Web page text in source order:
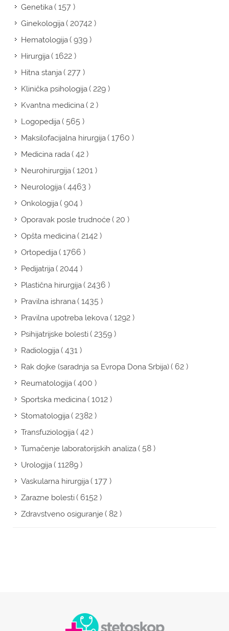
Genetika( 157 )
Ginekologija( 20742 )
Hematologija( 939 )
Hirurgija( 1622 )
Hitna stanja( 277 )
Klinička psihologija( 229 )
Kvantna medicina( 2 )
Logopedija( 565 )
Maksilofacijalna hirurgija( 1760 )
Medicina rada( 42 )
Neurohirurgija( 1201 )
Neurologija( 4463 )
Onkologija( 904 )
Oporavak posle trudnoće( 20 )
Opšta medicina( 2142 )
Ortopedija( 1766 )
Pedijatrija( 2044 )
Plastična hirurgija( 2436 )
Pravilna ishrana( 1435 )
Pravilna upotreba lekova( 1292 )
Psihijatrijske bolesti( 2359 )
Radiologija( 431 )
Rak dojke (saradnja sa Evropa Dona Srbija)( 62 )
Reumatologija( 400 )
Sportska medicina( 1012 )
Stomatologija( 2382 )
Transfuziologija( 42 )
Tumačenje laboratorijskih analiza( 58 )
Urologija( 11289 )
Vaskularna hirurgija( 177 )
Zarazne bolesti( 6152 )
Zdravstveno osiguranje( 82 )